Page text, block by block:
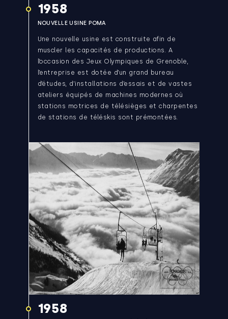
1958
NOUVELLE USINE POMA
Une nouvelle usine est construite afin de
muscler les capacités de productions. A
l’occasion des Jeux Olympiques de Grenoble,
l’entreprise est dotée d’un grand bureau
d’études, d’installations d’essais et de vastes
ateliers équipés de machines modernes où
stations motrices de télésièges et charpentes
de stations de téléskis sont prémontées.
1958